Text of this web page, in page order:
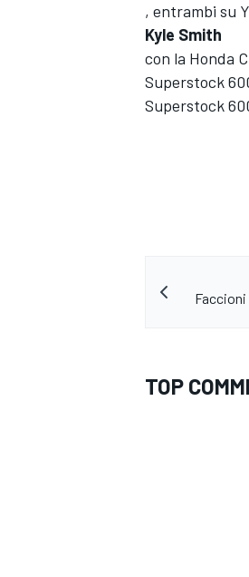
MONOPOSTO
, entrambi su
Kyle Smith
con la Honda
Superstock
Superstock
Faccioni
TOP